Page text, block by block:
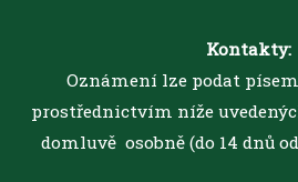
Kontakty:
Oznámení lze podat
prostřednictvím níže
domluvě osobně (do 14 dnů